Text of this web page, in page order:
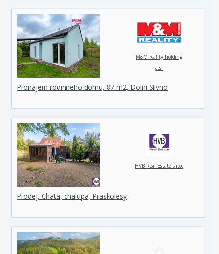
M&M reality holding
a.s.
Pronájem rodinného domu, 87 m2, Dolní Slivno
HVB Real Estate s.r.o.
Prodej, Chata, chalupa, Praskolesy